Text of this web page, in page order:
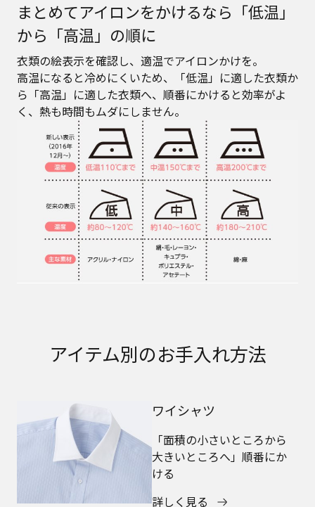
まとめてアイロンをかけるなら「低温」
から「高温」の順に
衣類の絵表示を確認し、適温でアイロンかけを。
高温になると冷めにくいため、「低温」に適した衣類か
ら「高温」に適した衣類へ、順番にかけると効率がよ
く、熱も時間もムダにしません。
アイテム別のお手入れ方法
ワイシャツ
「面積の小さいところから
大きいところへ」順番にか
ける
詳しく見る